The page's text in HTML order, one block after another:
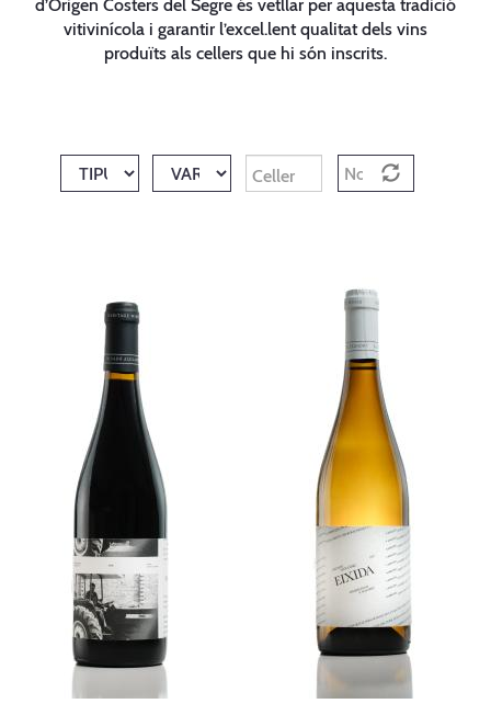
d’Origen Costers del Segre és vetllar per aquesta tradició
vitivinícola i garantir l’excel.lent qualitat dels vins
produïts als cellers que hi són inscrits.